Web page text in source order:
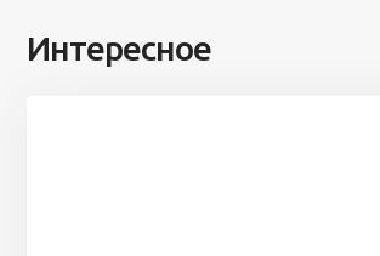
Интересное